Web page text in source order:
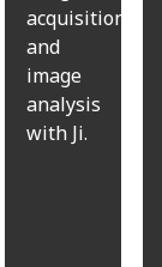
acquisition
and
image
analysis
with Ji.